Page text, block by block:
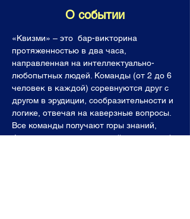
О событии
«Квизми» – это  бар-викторина
протяженностью в два часа,
направленная на интеллектуально-
любопытных людей. Команды (от 2 до 6
человек в каждой) соревнуются друг с
другом в эрудиции, сообразительности и
логике, отвечая на каверзные вопросы.
Все команды получают горы знаний,
фонтан позитивных эмоций, а лучшие  (и